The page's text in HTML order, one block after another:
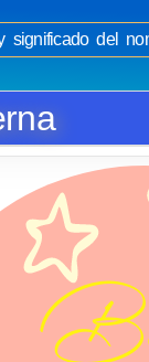
significado del